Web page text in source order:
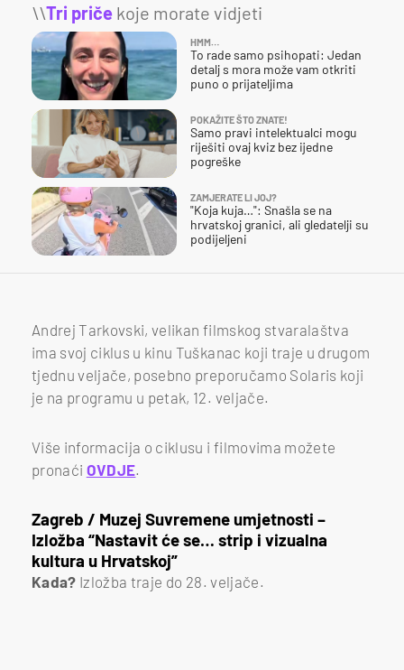
\\Tri priče koje morate vidjeti
HMM…
To rade samo psihopati: Jedan
detalj s mora može vam otkriti
puno o prijateljima
POKAŽITE ŠTO ZNATE!
Samo pravi intelektualci mogu
riješiti ovaj kviz bez ijedne
pogreške
ZAMJERATE LI JOJ?
"Koja kuja…": Snašla se na
hrvatskoj granici, ali gledatelji su
podijeljeni
Andrej Tarkovski, velikan filmskog stvaralaštva
ima svoj ciklus u kinu Tuškanac koji traje u drugom
tjednu veljače, posebno preporučamo Solaris koji
je na programu u petak, 12. veljače.
Više informacija o ciklusu i filmovima možete
pronaći OVDJE.
Zagreb / Muzej Suvremene umjetnosti –
Izložba “Nastavit će se… strip i vizualna
kultura u Hrvatskoj”
Kada? Izložba traje do 28. veljače.